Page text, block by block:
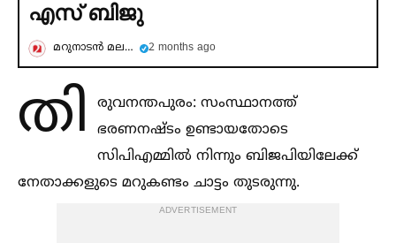
എസ് ബിജു
മറുനാടന്‍ മലയാളി 2 months ago
തി
രുവനന്തപുരം: സംസ്ഥാനത്ത്
ഭരണനഷ്ടം ഉണ്ടായതോടെ
സിപിഎമ്മില്‍ നിന്നും ബിജപിയിലേക്ക്
നേതാക്കളുടെ മറുകണ്ടം ചാട്ടം തുടരുന്നു.
ADVERTISEMENT